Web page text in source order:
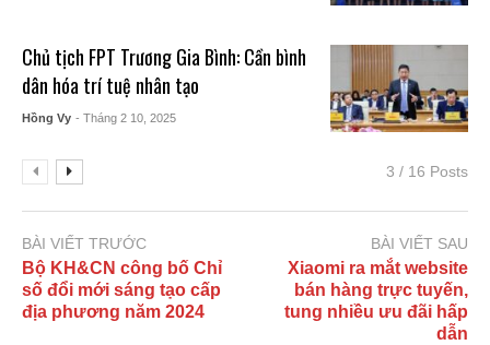
Chủ tịch FPT Trương Gia Bình: Cần bình
dân hóa trí tuệ nhân tạo
Hồng Vy - Tháng 2 10, 2025
3 / 16 Posts
BÀI VIẾT TRƯỚC
Bộ KH&CN công bố Chỉ
số đổi mới sáng tạo cấp
địa phương năm 2024
BÀI VIẾT SAU
Xiaomi ra mắt website
bán hàng trực tuyến,
tung nhiều ưu đãi hấp
dẫn